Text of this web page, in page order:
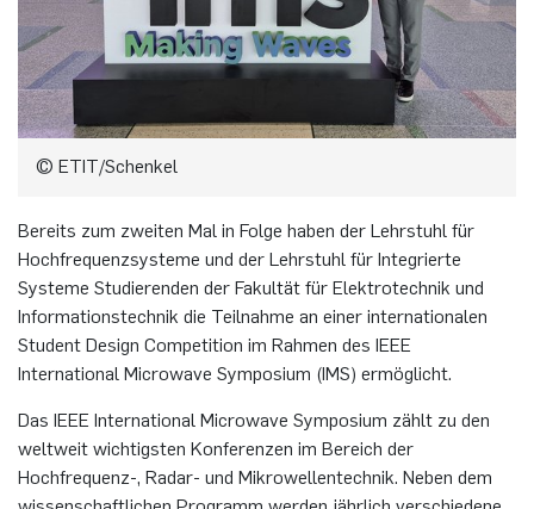
© ETIT/Schenkel
Bereits zum zweiten Mal in Folge haben der Lehrstuhl für
Hochfrequenzsysteme und der Lehrstuhl für Integrierte
Systeme Studierenden der Fakultät für Elektrotechnik und
Informationstechnik die Teilnahme an einer internationalen
Student Design Competition im Rahmen des IEEE
International Microwave Symposium (IMS) ermöglicht.
Das IEEE International Microwave Symposium zählt zu den
weltweit wichtigsten Konferenzen im Bereich der
Hochfrequenz-, Radar- und Mikrowellentechnik. Neben dem